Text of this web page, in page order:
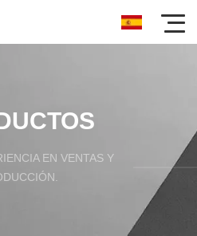
EN VENTAS Y